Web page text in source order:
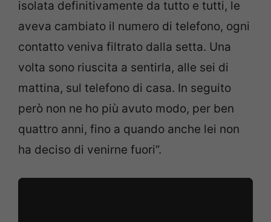
isolata definitivamente da tutto e tutti, le
aveva cambiato il numero di telefono, ogni
contatto veniva filtrato dalla setta. Una
volta sono riuscita a sentirla, alle sei di
mattina, sul telefono di casa. In seguito
però non ne ho più avuto modo, per ben
quattro anni, fino a quando anche lei non
ha deciso di venirne fuori”.